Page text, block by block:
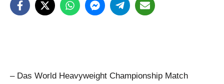
– Das World Heavyweight Championship Match